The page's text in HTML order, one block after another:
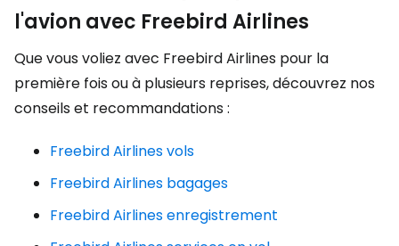
l'avion avec Freebird Airlines
Que vous voliez avec Freebird Airlines pour la
première fois ou à plusieurs reprises, découvrez nos
conseils et recommandations :
Freebird Airlines vols
Freebird Airlines bagages
Freebird Airlines enregistrement